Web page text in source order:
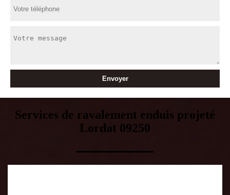
Services de ravalement enduis projeté
Lordat 09250